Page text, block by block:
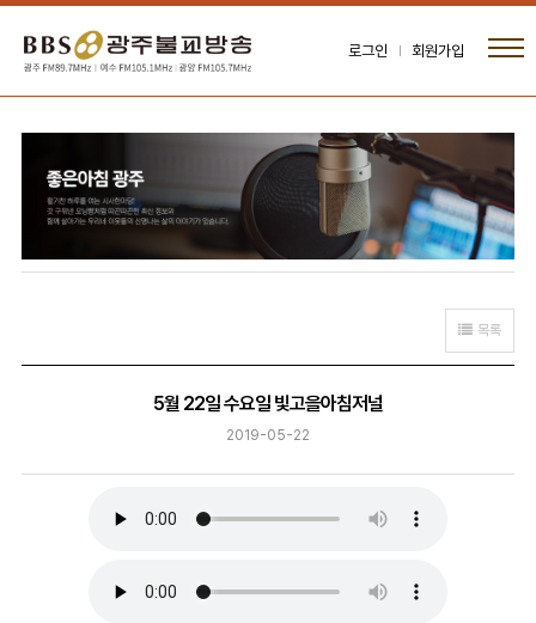
로그인 회원가입
목록
5월 22일 수요일 빛고을아침저널
2019-05-22